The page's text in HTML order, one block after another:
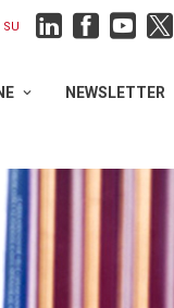
SU
NEWSLETTER